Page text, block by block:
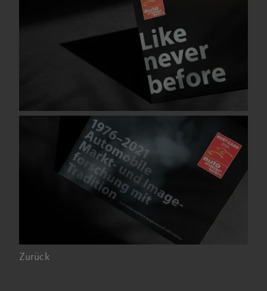
Zurück